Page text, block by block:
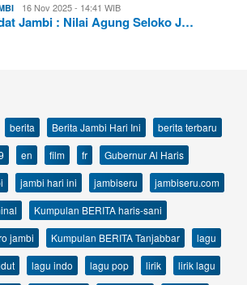
16 Nov 2025 - 14:41 WIB
Jambi : Nilai Agung Seloko J…
berita Berita Jambi Hari Ini
berita terbaru
en film fr
Gubernur Al Haris
jambi hari ini jambiseru
jambiseru.com
Kumpulan BERITA haris-sani
jambi
Kumpulan BERITA Tanjabbar
lagu
lagu indo lagu pop lirik
lirik lagu